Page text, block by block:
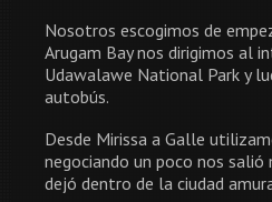
Nosotros escogimos de
Arugam Bay nos dirigimos al
Udawalawe National Park y
autobús.
Desde Mirissa a Galle
negociando un poco nos salió
dejó dentro de la ciudad